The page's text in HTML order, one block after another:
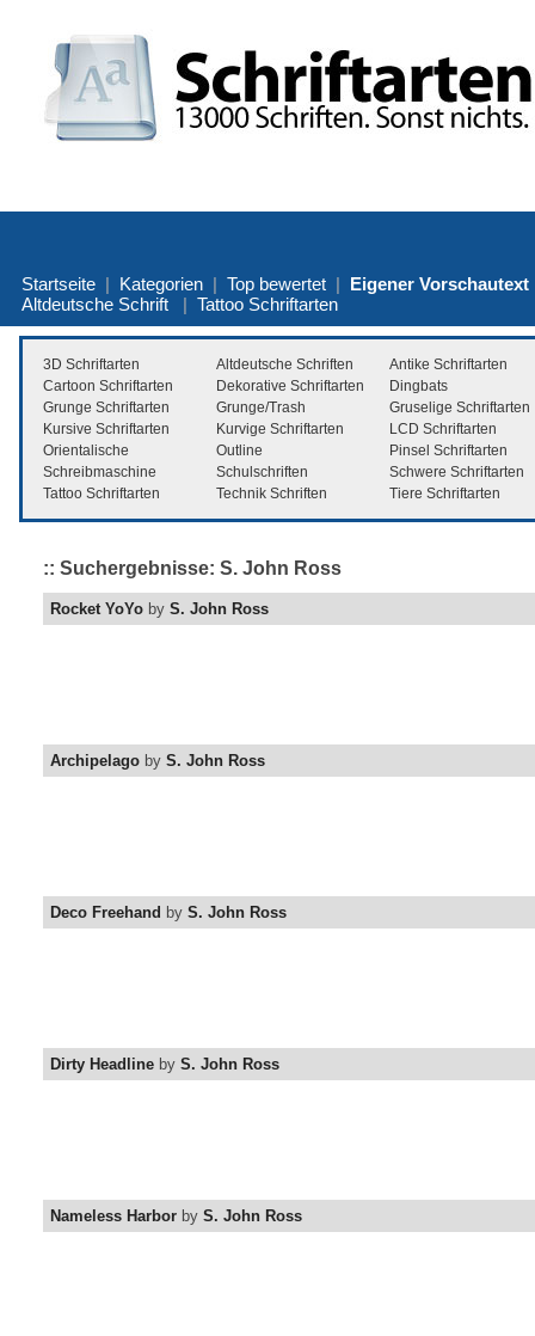
Startseite | Kategorien | Top bewertet | Eigener Vorschautext
Altdeutsche Schrift | Tattoo Schriftarten
3D Schriftarten Altdeutsche Schriften
Antike Schriftarten
Cartoon Schriftarten
Dekorative Schriftarten
Dingbats
Grunge Schriftarten
Grunge/Trash
Gruselige Schriftarten
Kursive Schriftarten
Kurvige Schriftarten
LCD Schriftarten
Orientalische
Outline
Pinsel Schriftarten
Schreibmaschine
Schulschriften
Schwere Schriftarten
Tattoo Schriftarten
Technik Schriften Tiere Schriftarten
:: Suchergebnisse: S. John Ross
Rocket YoYo by S. John Ross
Archipelago by S. John Ross
Deco Freehand by S. John Ross
Dirty Headline by S. John Ross
Nameless Harbor by S. John Ross